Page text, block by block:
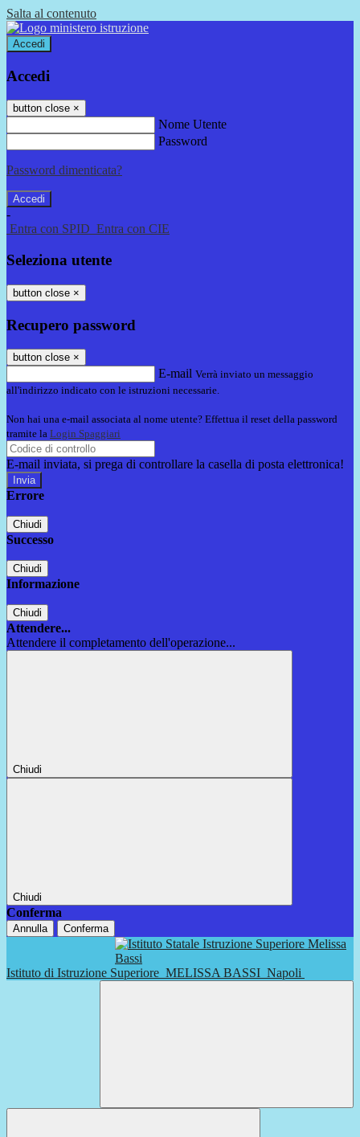
Salta al contenuto
Accedi
Accedi
button close ×
Nome Utente
Password
Password dimenticata?
-
Entra con SPID Entra con CIE
Seleziona utente
button close ×
Recupero password
button close ×
E-mail Verrà inviato un messaggio
all'indirizzo indicato con le istruzioni necessarie.
Non hai una e-mail associata al nome utente? Effettua il reset della password
tramite la Login Spaggiari
E-mail inviata, si prega di controllare la casella di posta elettronica!
Errore
Chiudi
Successo
Chiudi
Informazione
Chiudi
Attendere...
Attendere il completamento dell'operazione...
Chiudi
Chiudi
Conferma
Annulla Conferma
Istituto di Istruzione Superiore MELISSA BASSI Napoli